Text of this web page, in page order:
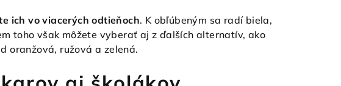
e
p
r
v
ich vo viacerých odtieňoch. K obľúbeným sa radí biela,
toho však môžete vyberať aj z ďalších alternatív, ako
oranžová, ružová a zelená.